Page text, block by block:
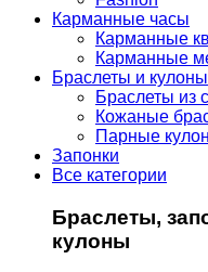
Карманные часы
Карманные
Карманные
Браслеты и кулоны
Браслеты из
Кожаные
Парные
Запонки
Все категории
Браслеты,
кулоны